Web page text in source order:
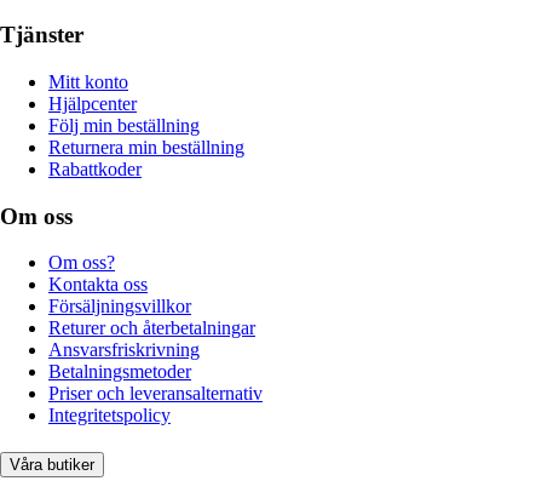
Tjänster
Mitt konto
Hjälpcenter
Följ min beställning
Returnera min beställning
Rabattkoder
Om oss
Om oss?
Kontakta oss
Försäljningsvillkor
Returer och återbetalningar
Ansvarsfriskrivning
Betalningsmetoder
Priser och leveransalternativ
Integritetspolicy
Våra butiker